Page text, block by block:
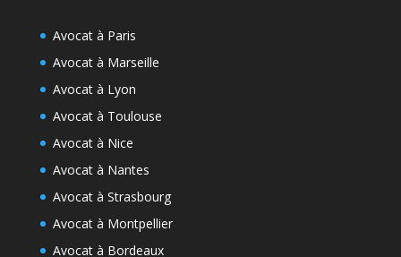
Avocat à Paris
Avocat à Marseille
Avocat à Lyon
Avocat à Toulouse
Avocat à Nice
Avocat à Nantes
Avocat à Strasbourg
Avocat à Montpellier
Avocat à Bordeaux